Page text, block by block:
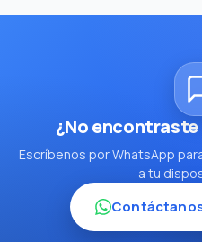
¿No encontraste
Escríbenos por WhatsApp
a tu